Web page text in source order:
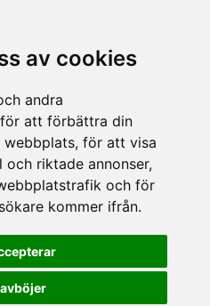
av cookies
andra
att förbättra din
för att visa
riktade annonser,
och för
kommer ifrån.